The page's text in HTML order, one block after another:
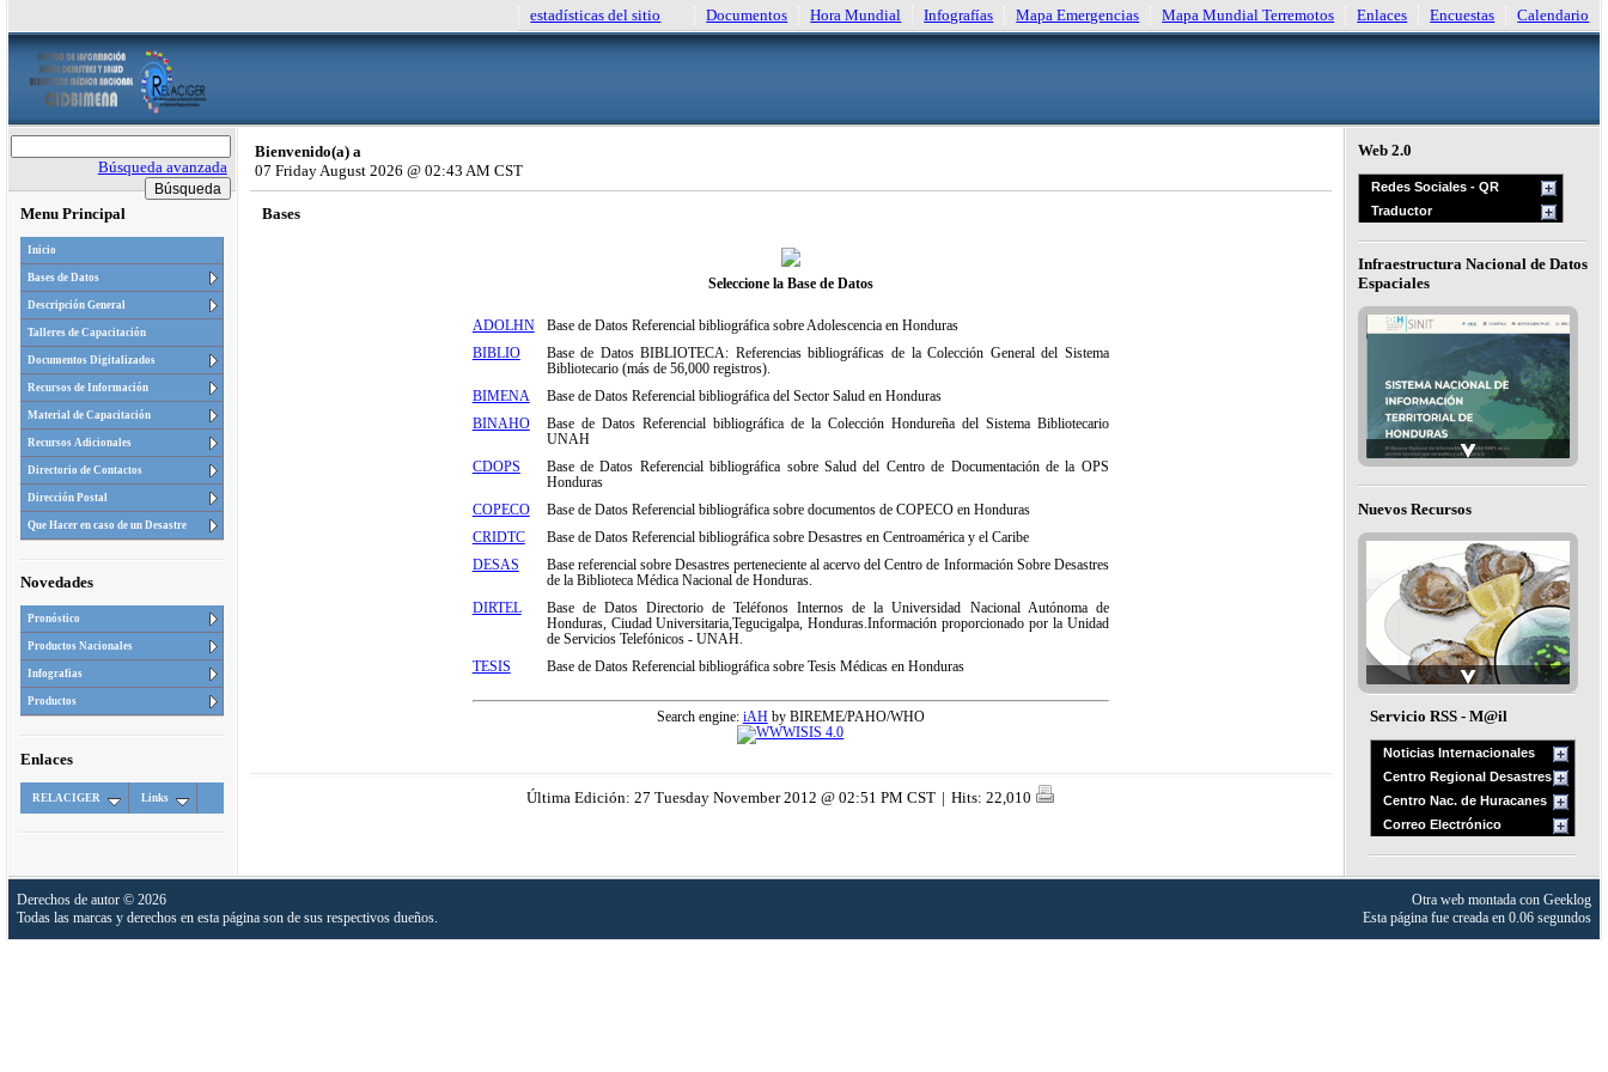
estadísticas del sitio Documentos Hora Mundial Infografías Mapa Emergencias Mapa Mundial Terremotos Enlaces Encuestas Calendario
Búsqueda avanzada
Menu Principal
Inicio
Bases de Datos
Descripción General
Talleres de Capacitación
Documentos Digitalizados
Recursos de Información
Material de Capacitación
Recursos Adicionales
Directorio de Contactos
Dirección Postal
Que Hacer en caso de un Desastre
Novedades
Pronóstico
Productos Nacionales
Infografias
Productos
Enlaces
RELACIGER Links
Bienvenido(a) a
07 Friday August 2026 @ 02:43 AM CST
Bases
Seleccione la Base de Datos
ADOLHN
Base de Datos Referencial bibliográfica sobre Adolescencia en Honduras
BIBLIO
Base de Datos BIBLIOTECA: Referencias bibliográficas de la Colección General del Sistema
Bibliotecario (más de 56,000 registros).
BIMENA
Base de Datos Referencial bibliográfica del Sector Salud en Honduras
BINAHO
Base de Datos Referencial bibliográfica de la Colección Hondureña del Sistema Bibliotecario
UNAH
CDOPS
Base de Datos Referencial bibliográfica sobre Salud del Centro de Documentación de la OPS
Honduras
COPECO
Base de Datos Referencial bibliográfica sobre documentos de COPECO en Honduras
CRIDTC
Base de Datos Referencial bibliográfica sobre Desastres en Centroamérica y el Caribe
DESAS
Base referencial sobre Desastres perteneciente al acervo del Centro de Información Sobre Desastres
de la Biblioteca Médica Nacional de Honduras.
DIRTEL
Base de Datos Directorio de Teléfonos Internos de la Universidad Nacional Autónoma de
Honduras, Ciudad Universitaria,Tegucigalpa, Honduras.Información proporcionado por la Unidad
de Servicios Telefónicos - UNAH.
TESIS
Base de Datos Referencial bibliográfica sobre Tesis Médicas en Honduras
Search engine: iAHby BIREME/PAHO/WHO
Última Edición: 27 Tuesday November 2012 @ 02:51 PM CST | Hits: 22,010
Web 2.0
Redes Sociales - QR
Traductor
Infraestructura Nacional de Datos
Espaciales
Nuevos Recursos
Servicio RSS - M@il
Noticias Internacionales
Centro Regional Desastres
Centro Nac. de Huracanes
Correo Electrónico
Derechos de autor © 2026
Todas las marcas y derechos en esta página son de sus respectivos dueños.
Otra web montada con Geeklog
Esta página fue creada en 0.06 segundos